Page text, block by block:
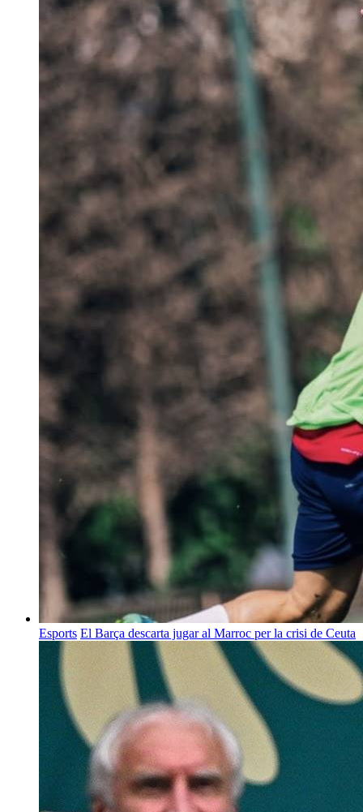
Esports El Barça descarta jugar al Marroc per la crisi de Ceuta